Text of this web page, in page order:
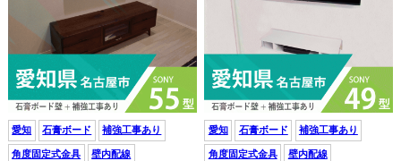
愛知 石膏ボード 補強工事あり
角度固定式金具 壁内配線
愛知 石膏ボード 補強工事あり
角度固定式金具 壁内配線